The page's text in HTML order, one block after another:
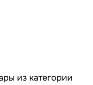
из категории